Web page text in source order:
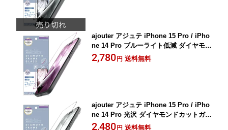
ajouter アジュテ iPhone 15 Pro / iPho
ne 14 Pro ブルーライト低減 ダイヤモン
ドカットガラス - ピンク AJ-IP23M3-GM
D-SLB3CP
2,780 円 送料無料
ajouter アジュテ iPhone 15 Pro / iPho
ne 14 Pro 光沢 ダイヤモンドカットガラ
ス - ブラック AJ-IP23M3-GMD-SLCCB
2,480 円 送料無料